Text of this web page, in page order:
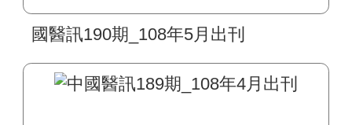
國醫訊190期_108年5月出刊